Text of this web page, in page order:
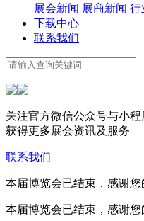
展会新闻 展商新闻 行
下载中心
联系我们
关注官方微信公众号与小程
获得更多展会资讯及服务
联系我们
本届博览会已结束，感谢
本届博览会已结束，感谢